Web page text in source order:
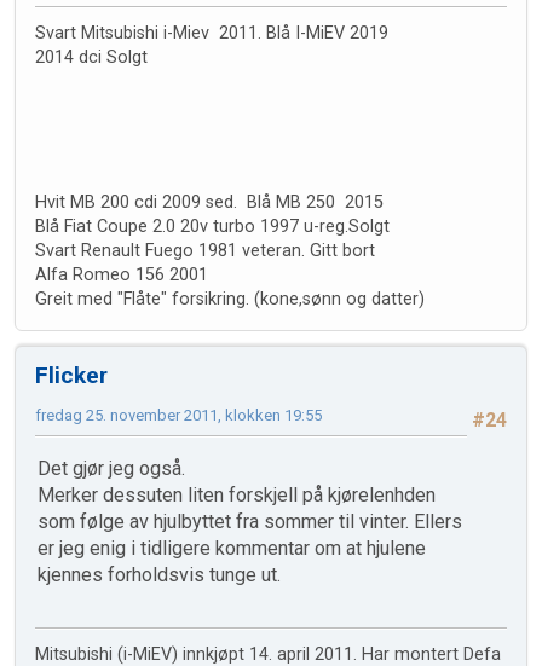
Svart Mitsubishi i-Miev 2011. Blå I-MiEV 2019
2014 dci Solgt
Hvit MB 200 cdi 2009 sed. Blå MB 250 2015
Blå Fiat Coupe 2.0 20v turbo 1997 u-reg.Solgt
Svart Renault Fuego 1981 veteran. Gitt bort
Alfa Romeo 156 2001
Greit med "Flåte" forsikring. (kone,sønn og datter)
Flicker
#24
fredag 25. november 2011, klokken 19:55
Det gjør jeg også.
Merker dessuten liten forskjell på kjørelenhden
som følge av hjulbyttet fra sommer til vinter. Ellers
er jeg enig i tidligere kommentar om at hjulene
kjennes forholdsvis tunge ut.
Mitsubishi (i-MiEV) innkjøpt 14. april 2011. Har montert Defa